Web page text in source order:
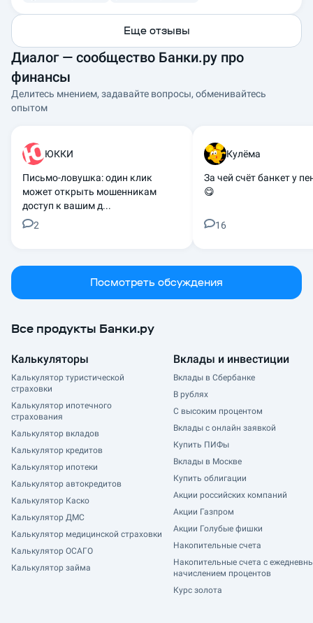
Еще отзывы
Диалог — сообщество Банки.ру про
финансы
Делитесь мнением, задавайте вопросы, обменивайтесь
опытом
ЮККИ
Письмо-ловушка: один клик
может открыть мошенникам
доступ к вашим д...
2
Кулёма
За чей счёт банкет у
😋
16
Посмотреть обсуждения
Все продукты Банки.ру
Калькуляторы
Калькулятор туристической
страховки
Калькулятор ипотечного
страхования
Калькулятор вкладов
Калькулятор кредитов
Калькулятор ипотеки
Калькулятор автокредитов
Калькулятор Каско
Калькулятор ДМС
Калькулятор медицинской страховки
Калькулятор ОСАГО
Калькулятор займа
Вклады и инвестиции
Вклады в Сбербанке
В рублях
С высоким процентом
Вклады с онлайн заявкой
Купить ПИФы
Вклады в Москве
Купить облигации
Акции российских компаний
Акции Газпром
Акции Голубые фишки
Накопительные счета
Накопительные счета с
начислением процентов
Курс золота